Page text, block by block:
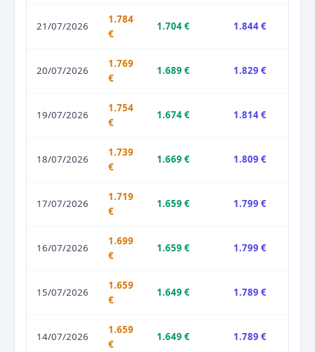
21/07/2026
1.784
€
1.704 € 1.844 €
20/07/2026
1.769
€
1.689 € 1.829 €
19/07/2026
1.754
€
1.674 € 1.814 €
18/07/2026
1.739
€
1.669 € 1.809 €
17/07/2026
1.719
€
1.659 € 1.799 €
16/07/2026
1.699
€
1.659 € 1.799 €
15/07/2026
1.659
€
1.649 € 1.789 €
14/07/2026
1.659
€
1.649 € 1.789 €